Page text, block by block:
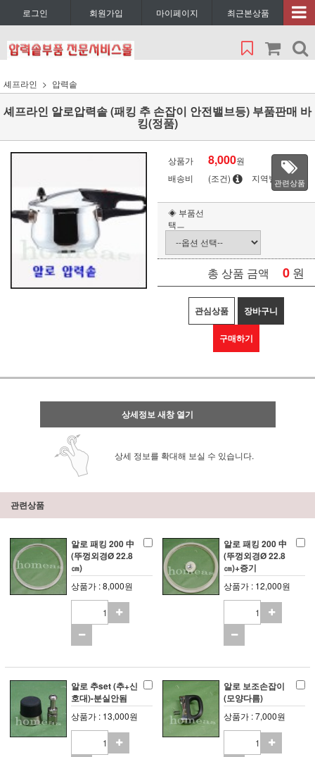
로그인 회원가입 마이페이지 최근본상품
셰프라인 압력솥
셰프라인 알로압력솥 (패킹 추 손잡이 안전밸브등) 부품판매 바
킹(정품)
상품가 8,000원
배송비
(조건) 지역별관련상품
◈ 부품선
택ㅡ
총 상품 금액 0 원
관심상품 장바구니
구매하기
상세정보 새창 열기
상세 정보를 확대해 보실 수 있습니다.
관련상품
알로 패킹 200 中
(뚜껑외경Ø 22.8
㎝)
상품가 : 8,000원
알로 패킹 200 中
(뚜껑외경Ø 22.8
㎝)+증기
상품가 : 12,000원
알로 추set (추+신
호대)-분실안됨
상품가 : 13,000원
알로 보조손잡이
(모양다름)
상품가 : 7,000원